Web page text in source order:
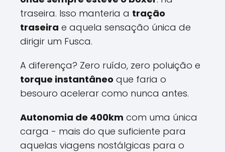
traseira. Isso manteria a tração
traseira e aquela sensação única de
dirigir um Fusca.
A diferença? Zero ruído, zero poluição e
torque instantâneo que faria o
besouro acelerar como nunca antes.
Autonomia de 400km com uma única
carga - mais do que suficiente para
aquelas viagens nostálgicas para o